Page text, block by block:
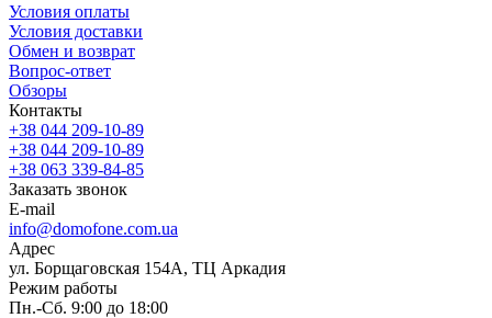
Условия оплаты
Условия доставки
Обмен и возврат
Вопрос-ответ
Обзоры
Контакты
+38 044 209-10-89
+38 044 209-10-89
+38 063 339-84-85
Заказать звонок
E-mail
info@domofone.com.ua
Адрес
ул. Борщаговская 154А, ТЦ Аркадия
Режим работы
Пн.-Сб. 9:00 до 18:00